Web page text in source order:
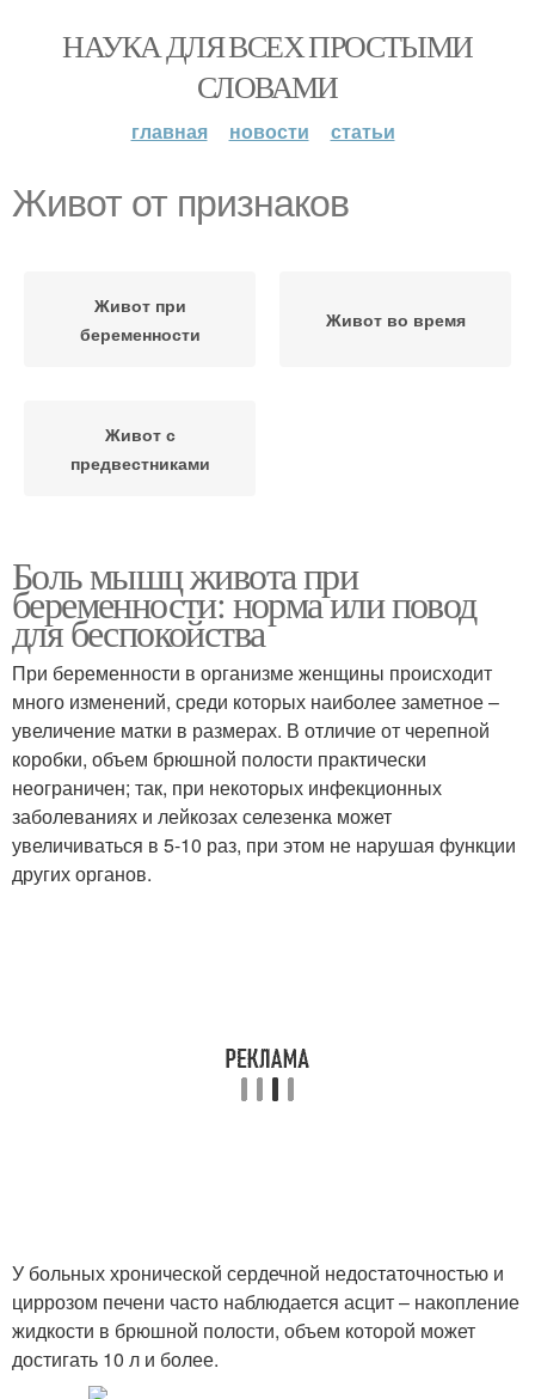
НАУКА ДЛЯ ВСЕХ ПРОСТЫМИ
СЛОВАМИ
главная новости статьи
Живот от признаков
Живот при
беременности
Живот во время
Живот с
предвестниками
Боль мышц живота при
беременности: норма или повод
для беспокойства
При беременности в организме женщины происходит
много изменений, среди которых наиболее заметное –
увеличение матки в размерах. В отличие от черепной
коробки, объем брюшной полости практически
неограничен; так, при некоторых инфекционных
заболеваниях и лейкозах селезенка может
увеличиваться в 5-10 раз, при этом не нарушая функции
других органов.
У больных хронической сердечной недостаточностью и
циррозом печени часто наблюдается асцит – накопление
жидкости в брюшной полости, объем которой может
достигать 10 л и более.